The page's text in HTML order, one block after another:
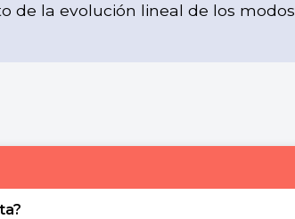
de la evolución lineal de los modos